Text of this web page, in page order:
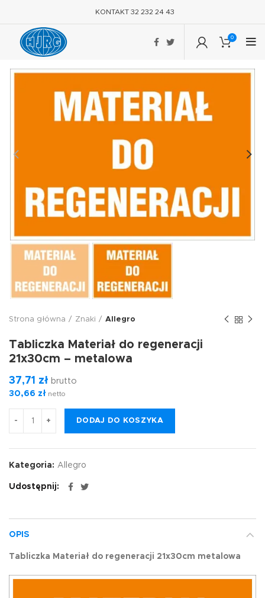
KONTAKT 32 232 24 43
0
Strona główna Znaki Allegro
Tabliczka Materiał do regeneracji
21x30cm – metalowa
37,71 zł brutto
30,66 zł netto
DODAJ DO KOSZYKA
Kategoria: Allegro
Udostępnij
OPIS
Tabliczka Materiał do regeneracji 21x30cm metalowa